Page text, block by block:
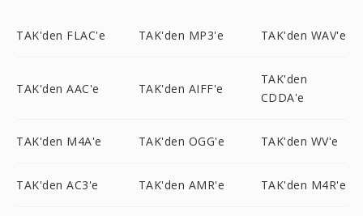
TAK'den FLAC'e TAK'den MP3'e TAK'den WAV'e
TAK'den AAC'e TAK'den AIFF'e
TAK'den
CDDA'e
TAK'den M4A'e TAK'den OGG'e TAK'den WV'e
TAK'den AC3'e TAK'den AMR'e TAK'den M4R'e